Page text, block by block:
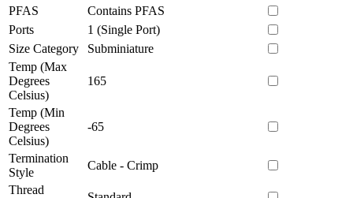
PFAS
Contains PFAS
Ports
1 (Single Port)
Size Category
Subminiature
Temp (Max
Degrees
Celsius)
165
Temp (Min
Degrees
Celsius)
-65
Termination
Style
Cable - Crimp
Thread